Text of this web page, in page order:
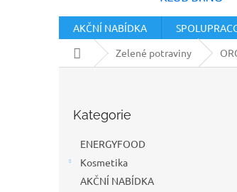
AKČNÍ NABÍDKA
Domů Zelené potraviny
kategorie
Kategorie
ENERGYFOOD
Kosmetika
AKČNÍ NABÍDKA